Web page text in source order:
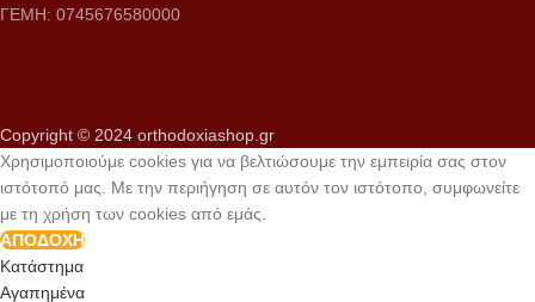
ΓΕΜH: 0745676580000
Copyright © 2024 orthodoxiashop.gr
Χρησιμοποιούμε cookies για να βελτιώσουμε την εμπειρία σας στον
ιστότοπό μας. Με την περιήγηση σε αυτόν τον ιστότοπο, συμφωνείτε
με τη χρήση των cookies από εμάς.
ΑΠΟΔΟΧΉ
Κατάστημα
Αγαπημένα